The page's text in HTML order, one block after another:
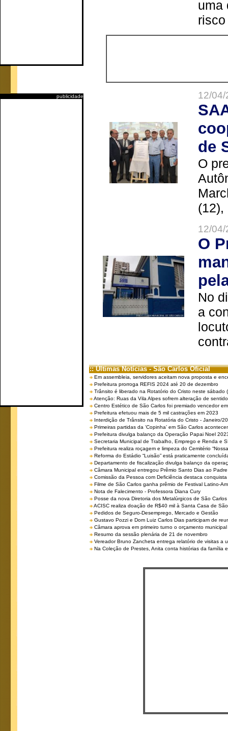
publicidade
uma
12/
de
O
(12),
12/
O
No
a
:: Últimas Notícias - São Carlos Oficial
Em assembleia, servidores aceitam nova proposta e
Prefeitura prorroga REFIS 2024 até 20 de dezembro
Trânsito é liberado na Rotatório do Cristo neste sábado
Atenção: Ruas da Vila Alpes sofrem alteração de
Centro Estético de São Carlos foi premiado vencedor
Prefeitura efetuou mais de 5 mil castrações em 2023
Interdição de Trânsito na Rotatória do Cristo - Janeiro/
Primeiras partidas da ‘Copinha’ em São Carlos
Prefeitura divulga balanço da Operação Papai Noel
Secretaria Municipal de Trabalho, Emprego e Renda e
Prefeitura realiza roçagem e limpeza do Cemitério
Reforma do Estádio “Luisão” está praticamente
Departamento de fiscalização divulga balanço da
Câmara Municipal entregou Prêmio Santo Dias ao
Comissão da Pessoa com Deficiência destaca
Filme de São Carlos ganha prêmio de Festival Latino-
Nota de Falecimento - Professora Diana Cury
Posse da nova Diretoria dos Metalúrgicos de São
ACISC realiza doação de R$40 mil à Santa Casa de
Pedidos de Seguro-Desemprego, Mercado e Gestão
Gustavo Pozzi e Dom Luiz Carlos Dias participam de
Câmara aprova em primeiro turno o orçamento
Resumo da sessão plenária de 21 de novembro
Vereador Bruno Zancheta entrega relatório de visitas a
Na Coleção de Prestes, Anita conta histórias da família